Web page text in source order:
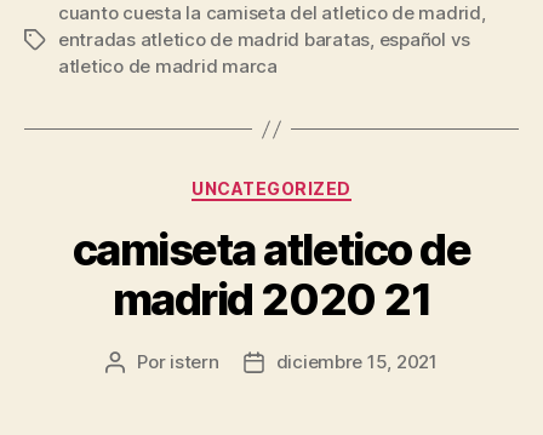
Etiquetas
cuanto cuesta la camiseta del atletico de madrid,
entradas atletico de madrid baratas, español vs
atletico de madrid marca
Categorías
UNCATEGORIZED
camiseta atletico de
madrid 2020 21
Autor
Por istern
Fechadiciembre 15, 2021